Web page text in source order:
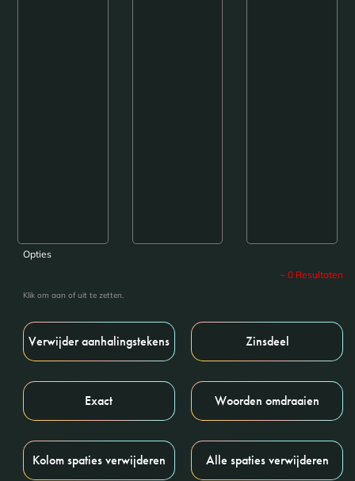
Opties
~0 Resultaten
Klik om aan of uit te zetten.
Verwijder aanhalingstekens Zinsdeel
Exact Woorden omdraaien
Kolom spaties verwijderen Alle spaties verwijderen